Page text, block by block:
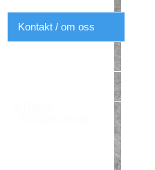
Kontakt / om oss